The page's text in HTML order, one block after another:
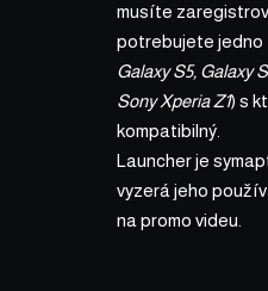
musíte
potrebujete jedno
Galaxy S5, Galaxy
Sony Xperia Z1) s
kompatibilný.
Launcher je
vyzerá jeho
na promo videu.